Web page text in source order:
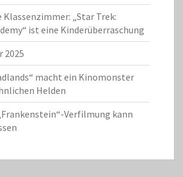
Klassenzimmer: „Star Trek:
ist eine Kinderüberraschung
2025
macht ein Kinomonster
Helden
Verfilmung kann